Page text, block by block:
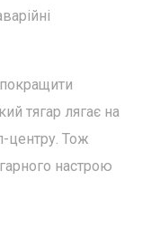
тягар лягає на
центру. Тож
настрою